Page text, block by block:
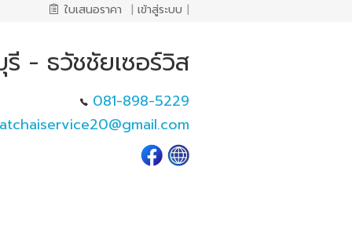
ใบเสนอราคา | เข้าสู่ระบบ |
- ธวัชชัยเซอร์วิส
081-898-5229